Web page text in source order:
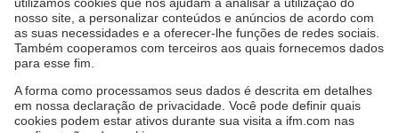
PK
bar
comutação
ponto de
comutação
de dois anéis